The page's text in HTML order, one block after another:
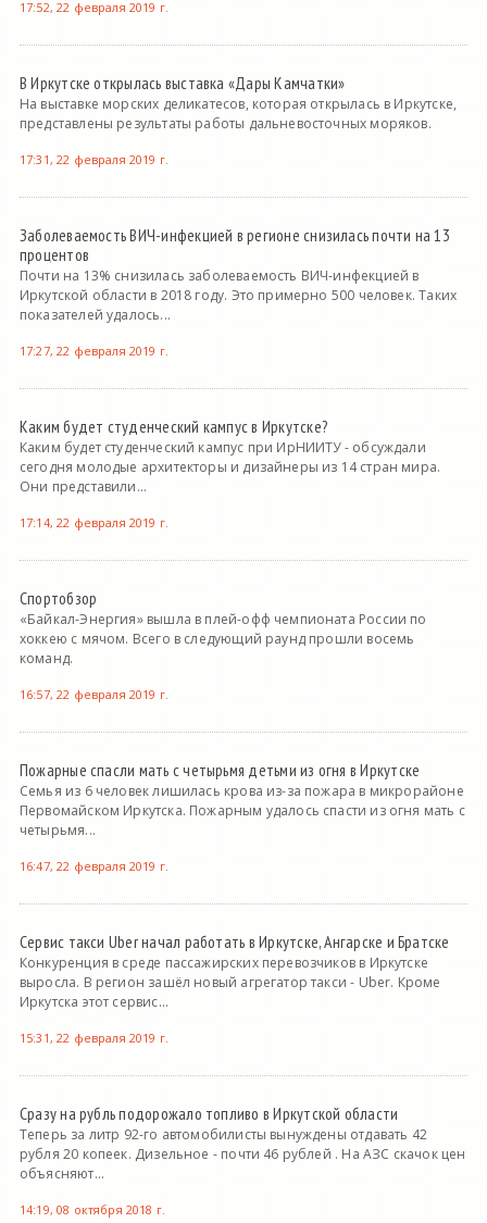
17:52, 22 февраля 2019 г.
В Иркутске открылась выставка «Дары Камчатки»
На выставке морских деликатесов, которая открылась в Иркутске,
представлены результаты работы дальневосточных моряков.
17:31, 22 февраля 2019 г.
Заболеваемость ВИЧ-инфекцией в регионе снизилась почти на 13
процентов
Почти на 13% снизилась заболеваемость ВИЧ-инфекцией в
Иркутской области в 2018 году. Это примерно 500 человек. Таких
показателей удалось...
17:27, 22 февраля 2019 г.
Каким будет студенческий кампус в Иркутске?
Каким будет студенческий кампус при ИрНИИТУ - обсуждали
сегодня молодые архитекторы и дизайнеры из 14 стран мира.
Они представили...
17:14, 22 февраля 2019 г.
Спортобзор
«Байкал-Энергия» вышла в плей-офф чемпионата России по
хоккею с мячом. Всего в следующий раунд прошли восемь
команд.
16:57, 22 февраля 2019 г.
Пожарные спасли мать с четырьмя детьми из огня в Иркутске
Семья из 6 человек лишилась крова из-за пожара в микрорайоне
Первомайском Иркутска. Пожарным удалось спасти из огня мать с
четырьмя...
16:47, 22 февраля 2019 г.
Сервис такси Uber начал работать в Иркутске, Ангарске и Братске
Конкуренция в среде пассажирских перевозчиков в Иркутске
выросла. В регион зашёл новый агрегатор такси - Uber. Кроме
Иркутска этот сервис...
15:31, 22 февраля 2019 г.
Сразу на рубль подорожало топливо в Иркутской области
Теперь за литр 92-го автомобилисты вынуждены отдавать 42
рубля 20 копеек. Дизельное - почти 46 рублей . На АЗС скачок цен
объясняют...
14:19, 08 октября 2018 г.